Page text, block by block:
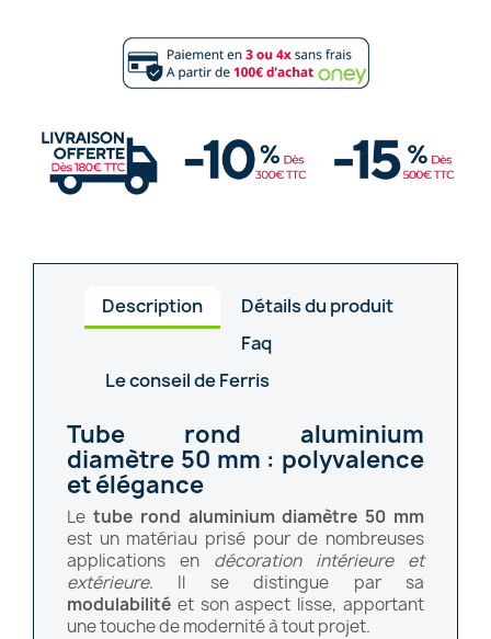
Description
Détails du produit
Faq
Le conseil de Ferris
Tube rond aluminium
diamètre 50 mm : polyvalence
et élégance
Le tube rond aluminium diamètre 50 mm
est un matériau prisé pour de nombreuses
applications en décoration intérieure et
extérieure. Il se distingue par sa
modulabilité et son aspect lisse, apportant
une touche de modernité à tout projet.